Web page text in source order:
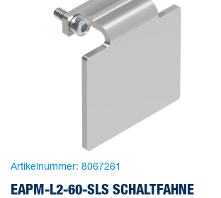
Artikelnummer: 8067261
EAPM-L2-60-SLS SCHALTFAHNE